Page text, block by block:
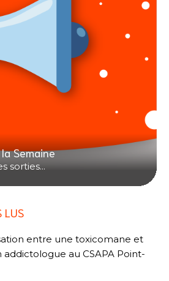
Semaine
sorties...
LUS
entre une toxicomane et
au CSAPA Point-